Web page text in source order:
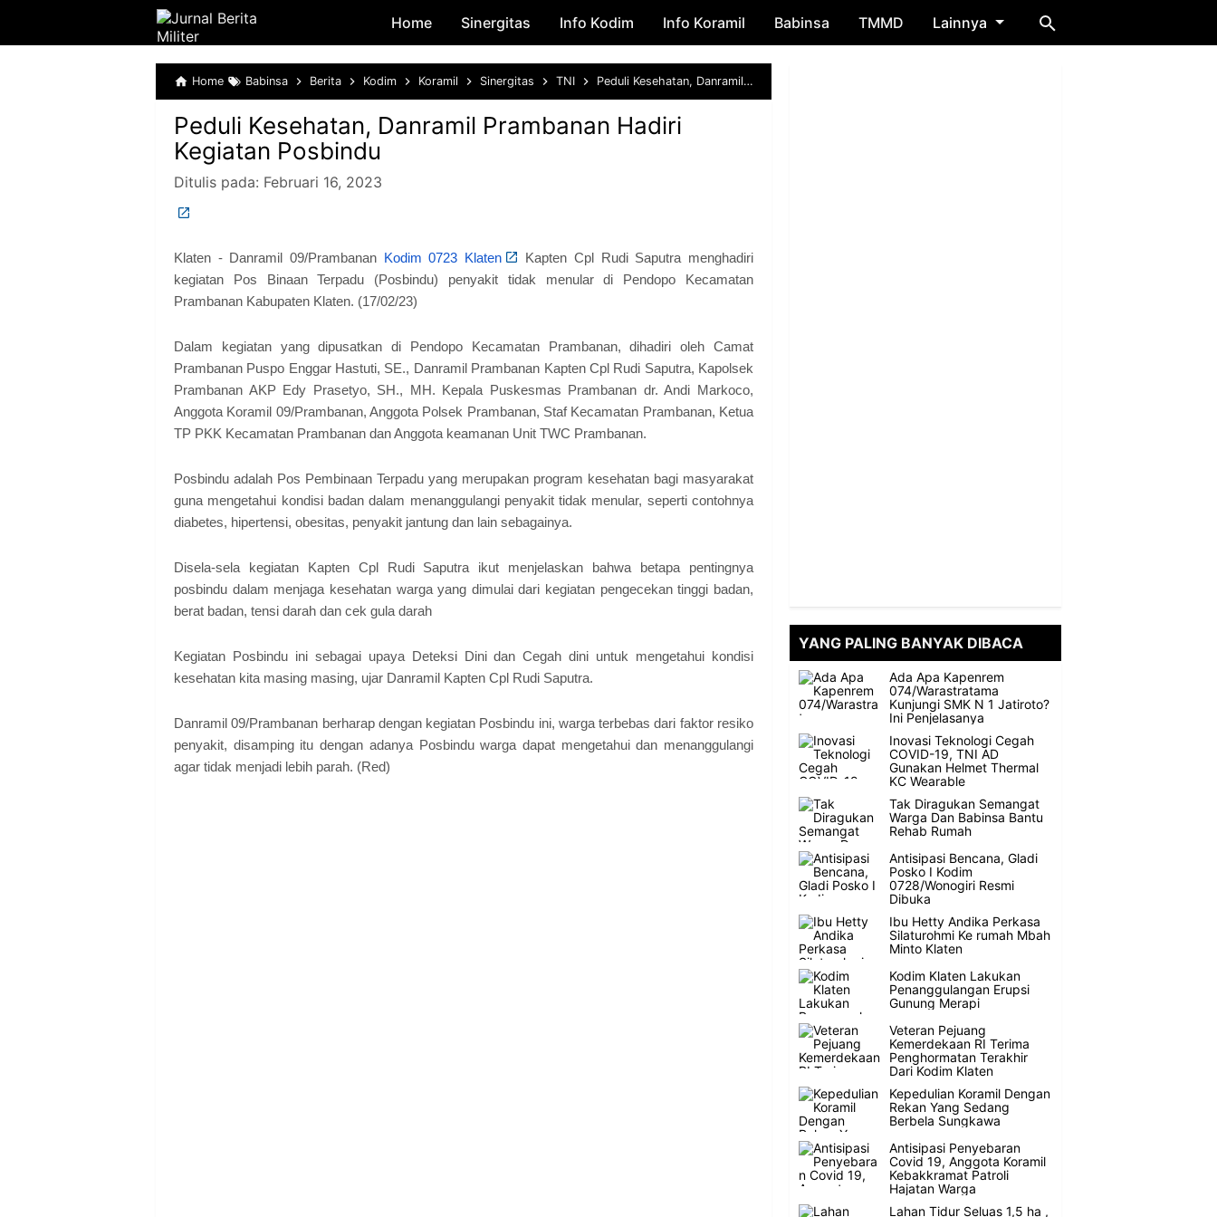
Skip to main content
Home Sinergitas Info Kodim Info Koramil Babinsa TMMD Lainnya
Home Babinsa Berita Kodim Koramil Sinergitas TNI Peduli Kesehatan, Danramil Prambanan Hadiri Kegiatan Posbindu
Peduli Kesehatan, Danramil Prambanan Hadiri
Kegiatan Posbindu
Ditulis pada: Februari 16, 2023
Klaten - Danramil 09/Prambanan Kodim 0723 Klaten
Kapten Cpl Rudi Saputra menghadiri
kegiatan Pos Binaan Terpadu (Posbindu) penyakit tidak menular di Pendopo Kecamatan
Prambanan Kabupaten Klaten. (17/02/23)
Dalam kegiatan yang dipusatkan di Pendopo Kecamatan Prambanan, dihadiri oleh Camat
Prambanan Puspo Enggar Hastuti, SE., Danramil Prambanan Kapten Cpl Rudi Saputra, Kapolsek
Prambanan AKP Edy Prasetyo, SH., MH. Kepala Puskesmas Prambanan dr. Andi Markoco,
Anggota Koramil 09/Prambanan, Anggota Polsek Prambanan, Staf Kecamatan Prambanan, Ketua
TP PKK Kecamatan Prambanan dan Anggota keamanan Unit TWC Prambanan.
Posbindu adalah Pos Pembinaan Terpadu yang merupakan program kesehatan bagi masyarakat
guna mengetahui kondisi badan dalam menanggulangi penyakit tidak menular, seperti contohnya
diabetes, hipertensi, obesitas, penyakit jantung dan lain sebagainya.
Disela-sela kegiatan Kapten Cpl Rudi Saputra ikut menjelaskan bahwa betapa pentingnya
posbindu dalam menjaga kesehatan warga yang dimulai dari kegiatan pengecekan tinggi badan,
berat badan, tensi darah dan cek gula darah
Kegiatan Posbindu ini sebagai upaya Deteksi Dini dan Cegah dini untuk mengetahui kondisi
kesehatan kita masing masing, ujar Danramil Kapten Cpl Rudi Saputra.
Danramil 09/Prambanan berharap dengan kegiatan Posbindu ini, warga terbebas dari faktor resiko
penyakit, disamping itu dengan adanya Posbindu warga dapat mengetahui dan menanggulangi
agar tidak menjadi lebih parah. (Red)
YANG PALING BANYAK DIBACA
Ada Apa Kapenrem
074/Warastratama
Kunjungi SMK N 1 Jatiroto?
Ini Penjelasanya
Inovasi Teknologi Cegah
COVID-19, TNI AD
Gunakan Helmet Thermal
KC Wearable
Tak Diragukan Semangat
Warga Dan Babinsa Bantu
Rehab Rumah
Antisipasi Bencana, Gladi
Posko I Kodim
0728/Wonogiri Resmi
Dibuka
Ibu Hetty Andika Perkasa
Silaturohmi Ke rumah Mbah
Minto Klaten
Kodim Klaten Lakukan
Penanggulangan Erupsi
Gunung Merapi
Veteran Pejuang
Kemerdekaan RI Terima
Penghormatan Terakhir
Dari Kodim Klaten
Kepedulian Koramil Dengan
Rekan Yang Sedang
Berbela Sungkawa
Antisipasi Penyebaran
Covid 19, Anggota Koramil
Kebakkramat Patroli
Hajatan Warga
Lahan Tidur Seluas 1,5 ha ,